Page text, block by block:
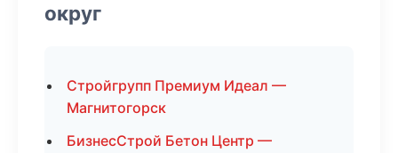
округ
Стройгрупп Премиум Идеал —
Магнитогорск
БизнесСтрой Бетон Центр —